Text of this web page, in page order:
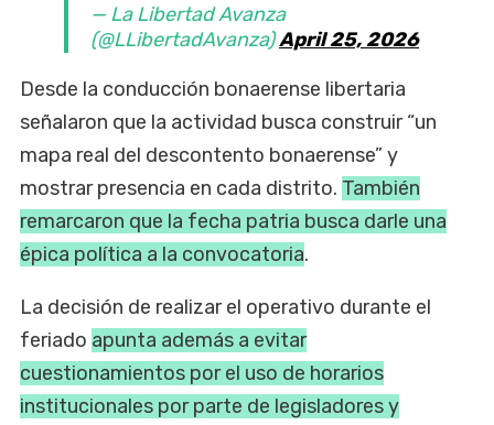
— La Libertad Avanza
(@LLibertadAvanza)April 25, 2026
Desde la conducción bonaerense libertaria
señalaron que la actividad busca construir “un
mapa real del descontento bonaerense” y
mostrar presencia en cada distrito. También
remarcaron que la fecha patria busca darle una
épica política a la convocatoria.
La decisión de realizar el operativo durante el
feriado apunta además a evitar
cuestionamientos por el uso de horarios
institucionales por parte de legisladores y